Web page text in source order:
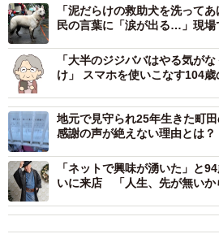
なんか文明に感動してる笑
— 夏樹𓆉自然愛好家
「あくまでも僕のおばあちゃんが
学的根拠や医療的根拠は分かりま
してからの方がスムーズにことが進
見を聞くことはとても大事なことで
樹さん。しかし、祖母に笑顔をもた
アイデアに、リプ欄には、同じ境
「泥だらけの救助犬を洗って
民の言葉に「涙が出る…」現場
「大半のジジババはやる気が
け」 スマホを使いこなす104
地元で見守られ25年生きた町
感謝の声が絶えない理由とは？
「ネットで興味が湧いた」と
いに来店 「人生、先が無いか